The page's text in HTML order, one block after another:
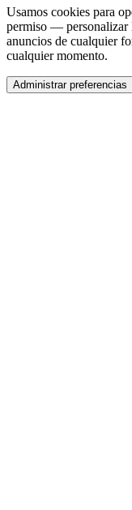
Usamos cookies para
permiso — personalizar
anuncios de cualquier
cualquier momento.
Administrar preferencias